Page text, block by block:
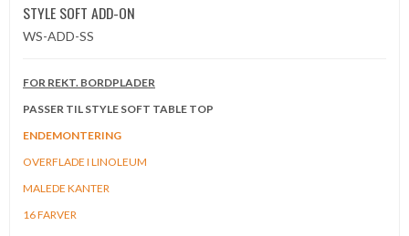
STYLE SOFT ADD-ON
WS-ADD-SS
FOR REKT. BORDPLADER
PASSER TIL STYLE SOFT TABLE TOP
ENDEMONTERING
OVERFLADE I LINOLEUM
MALEDE KANTER
16 FARVER